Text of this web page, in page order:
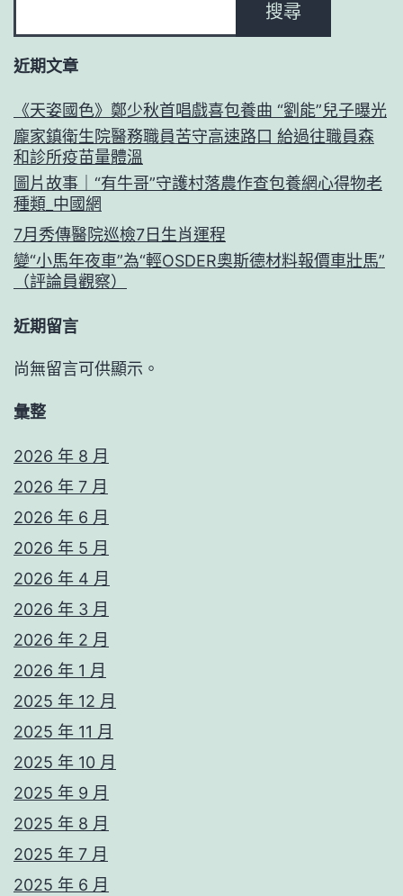
搜尋
近期文章
《天姿國色》鄭少秋首唱戲喜包養曲 “劉能”兒子曝光
龐家鎮衛生院醫務職員苦守高速路口 給過往職員森
和診所疫苗量體溫
圖片故事｜“有牛哥”守護村落農作查包養網心得物老
種類_中國網
7月秀傳醫院巡檢7日生肖運程
變“小馬年夜車”為“輕OSDER奧斯德材料報價車壯馬”
（評論員觀察）
近期留言
尚無留言可供顯示。
彙整
2026 年 8 月
2026 年 7 月
2026 年 6 月
2026 年 5 月
2026 年 4 月
2026 年 3 月
2026 年 2 月
2026 年 1 月
2025 年 12 月
2025 年 11 月
2025 年 10 月
2025 年 9 月
2025 年 8 月
2025 年 7 月
2025 年 6 月